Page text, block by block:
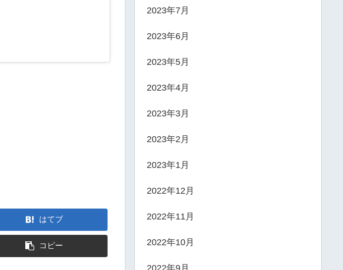
はてブ
コピー
2023年7月
2023年6月
2023年5月
2023年4月
2023年3月
2023年2月
2023年1月
2022年12月
2022年11月
2022年10月